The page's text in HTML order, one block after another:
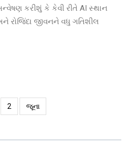
કરીશું કે કેવી રીતે AI સ્થાન
રોજિંદા જીવનને વધુ ગતિશીલ
2 જૂના